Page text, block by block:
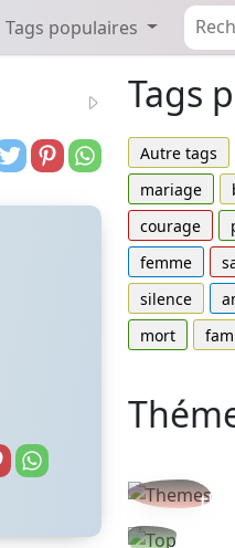
Tags populaires
Tags
Autre tags
mariage
courage
femme
silence
mort